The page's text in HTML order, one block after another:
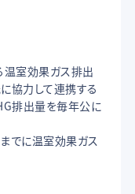
温室効果ガス排出
協力して連携する
排出量を毎年公に
でに温室効果ガス